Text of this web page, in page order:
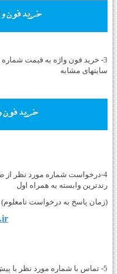
3- خرید فون واژه به قیمت
سایتهای مشابه
4-درخواست شماره مورد نظر
رندترین وابسته به همراه اول
(زمان پاسخ به درخواست نامعلوم)
5- تماس با شماره مورد نظر با پیش شماره های مختلف و توافق با مالک